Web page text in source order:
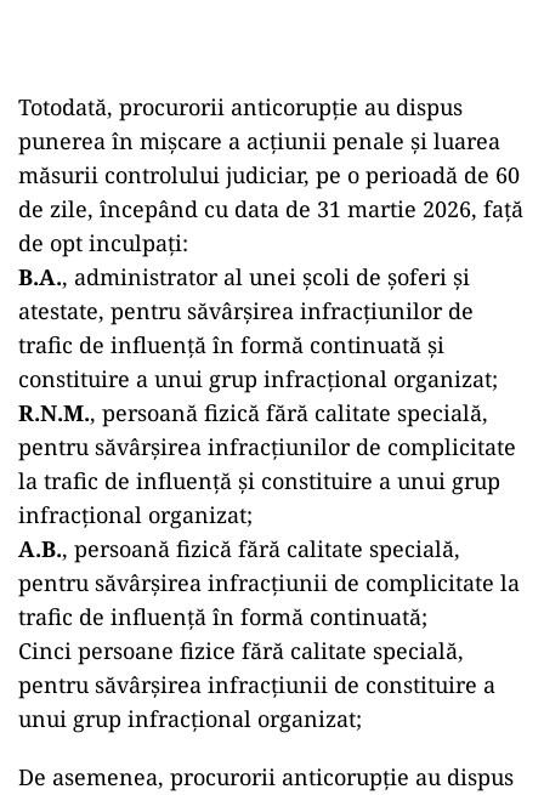
Totodată, procurorii anticorupție au dispus
punerea în mișcare a acțiunii penale și luarea
măsurii controlului judiciar, pe o perioadă de 60
de zile, începând cu data de 31 martie 2026, față
de opt inculpați:
B.A., administrator al unei școli de șoferi și
atestate, pentru săvârșirea infracțiunilor de
trafic de influență în formă continuată și
constituire a unui grup infracțional organizat;
R.N.M., persoană fizică fără calitate specială,
pentru săvârșirea infracțiunilor de complicitate
la trafic de influență și constituire a unui grup
infracțional organizat;
A.B., persoană fizică fără calitate specială,
pentru săvârșirea infracțiunii de complicitate la
trafic de influență în formă continuată;
Cinci persoane fizice fără calitate specială,
pentru săvârșirea infracțiunii de constituire a
unui grup infracțional organizat;
De asemenea, procurorii anticorupție au dispus